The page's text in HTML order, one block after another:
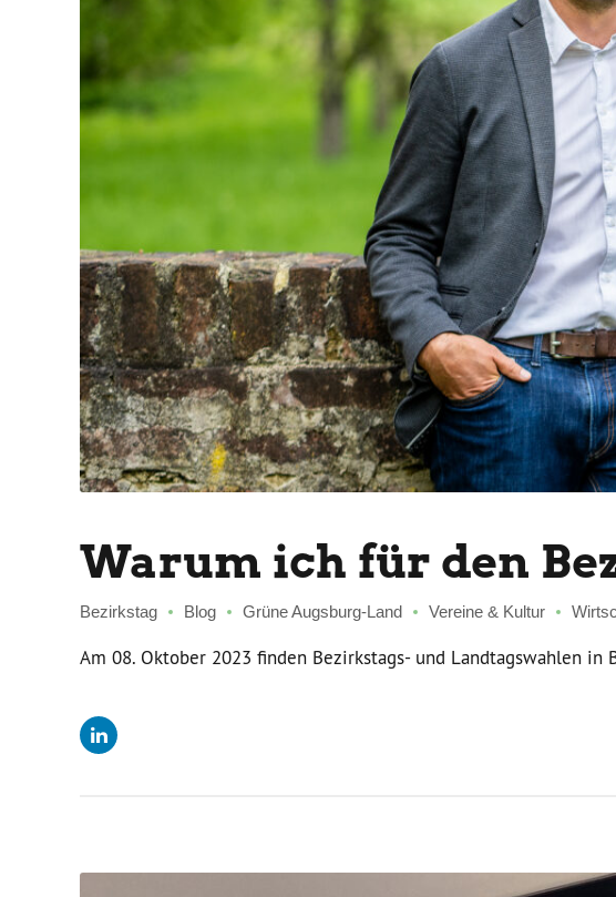
Warum ich für den
Bezirkstag Blog Grüne Augsburg-Land Vereine & Kultur
Am 08. Oktober 2023 finden Bezirkstags- und Landtagswahlen